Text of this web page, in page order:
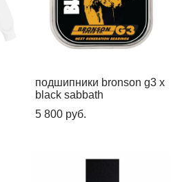
подшипники bronson g3 x
black sabbath
5 800 pуб.